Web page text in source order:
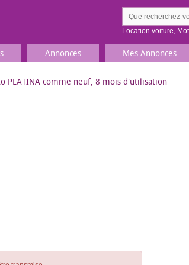
Location voiture,
Annonces Mes Annonces
PLATINA comme neuf, 8 mois d'utilisation